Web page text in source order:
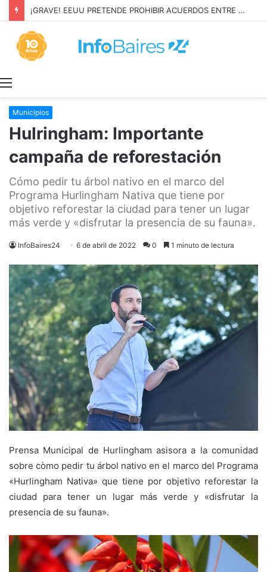
¡GRAVE! EEUU PRETENDE PROHIBIR ACUERDOS ENTRE CHINA Y UNA COOPERATIVA EN NEUQUÉN
Municipios
Hulringham: Importante
campaña de reforestación
Cómo pedir tu árbol nativo en el marco del
Programa Hurlingham Nativa que tiene por
objetivo reforestar la ciudad para tener un lugar
más verde y «disfrutar la presencia de su fauna».
InfoBaires24 6 de abril de 2022 0 1 minuto de lectura
Prensa Municipal de Hurlingham asisora a la comunidad
sobre còmo pedir tu árbol nativo en el marco del Programa
«Hurlingham Nativa» que tiene por objetivo reforestar la
ciudad para tener un lugar más verde y «disfrutar la
presencia de su fauna».